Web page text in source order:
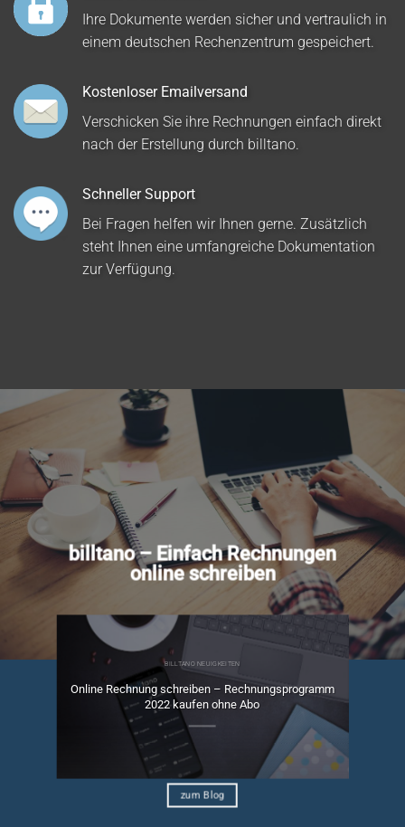
Ihre Dokumente werden sicher und vertraulich in
einem deutschen Rechenzentrum gespeichert.
Kostenloser Emailversand
Verschicken Sie ihre Rechnungen einfach direkt
nach der Erstellung durch billtano.
Schneller Support
Bei Fragen helfen wir Ihnen gerne. Zusätzlich
steht Ihnen eine umfangreiche Dokumentation
zur Verfügung.
billtano – Einfach Rechnungen
online schreiben
BILLTANO NEUIGKEITEN
Online Rechnung schreiben – Rechnungsprogramm
2022 kaufen ohne Abo
zum Blog